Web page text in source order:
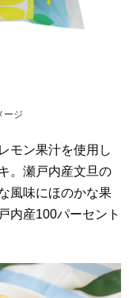
ージ
モン果汁を使用し
。瀬戸内産文旦の
風味にほのかな果
内産100パーセント